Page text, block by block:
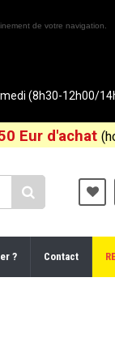
de votre navigation.
(8h30-12h00/
Eur d'achat
? Contact